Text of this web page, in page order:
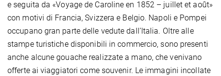
e seguita da «Voyage de Caroline en 1852 – juillet et août»
con motivi di Francia, Svizzera e Belgio. Napoli e Pompei
occupano gran parte delle vedute dall’Italia. Oltre alle
stampe turistiche disponibili in commercio, sono presenti
anche alcune gouache realizzate a mano, che venivano
offerte ai viaggiatori come souvenir. Le immagini incollate